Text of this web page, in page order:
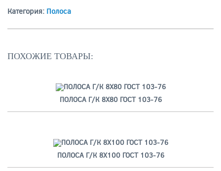
Категория: Полоса
ПОХОЖИЕ ТОВАРЫ:
ПОЛОСА Г/К 8Х80 ГОСТ 103-76
ПОЛОСА Г/К 8Х100 ГОСТ 103-76